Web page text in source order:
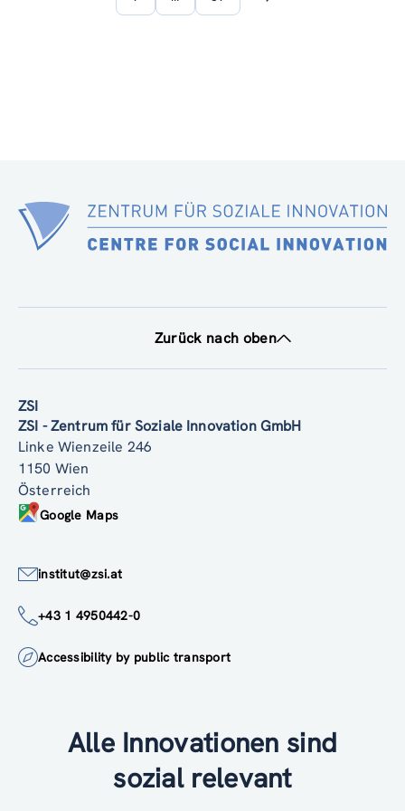
Zurück nach oben
ZSI
ZSI - Zentrum für Soziale Innovation GmbH
Linke Wienzeile 246
1150 Wien
Österreich
Google Maps
institut@zsi.at
+43 1 4950442-0
Accessibility by public transport
Alle Innovationen sind
sozial relevant